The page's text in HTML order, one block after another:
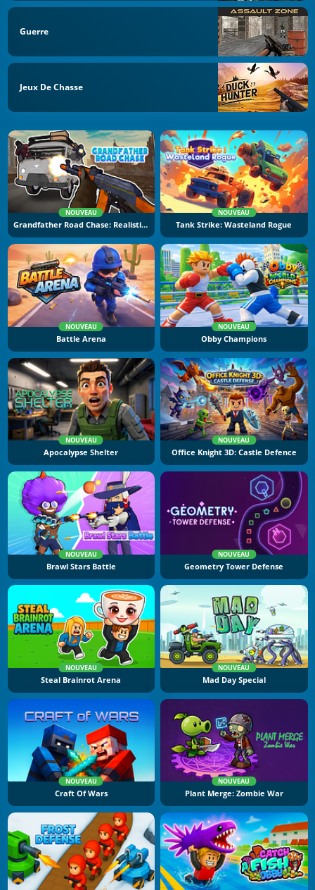
Guerre
Jeux De Chasse
NOUVEAU
Grandfather Road Chase: Realistic Shooter
NOUVEAU
Tank Strike: Wasteland Rogue
NOUVEAU
Battle Arena
NOUVEAU
Obby Champions
NOUVEAU
Apocalypse Shelter
NOUVEAU
Office Knight 3D: Castle Defence
NOUVEAU
Brawl Stars Battle
NOUVEAU
Geometry Tower Defense
NOUVEAU
Steal Brainrot Arena
NOUVEAU
Mad Day Special
NOUVEAU
Craft Of Wars
NOUVEAU
Plant Merge: Zombie War